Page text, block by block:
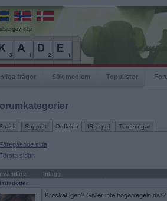
gav 82p
frågor Sök medlem Topplistor
Snack Support Ordlekar IRL-spel Turneringar
sida
sidan
Inlägg
Krockat igen? Gäller inte högerregeln där?